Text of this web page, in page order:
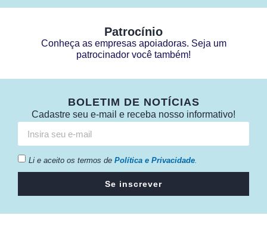
Patrocínio
Conheça as empresas apoiadoras. Seja um
patrocinador você também!
BOLETIM DE NOTÍCIAS
Cadastre seu e-mail e receba nosso informativo!
Li e aceito os termos de Política e Privacidade
Se inscrever